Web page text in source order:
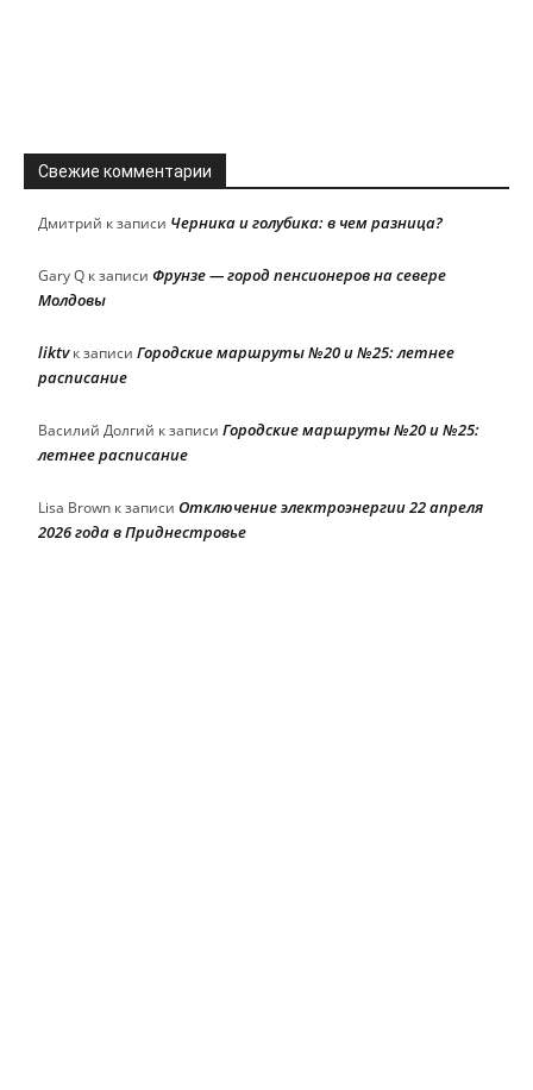
Свежие комментарии
Дмитрий к записи Черника и голубика: в чем разница?
Gary Q к записи Фрунзе — город пенсионеров на севере
Молдовы
liktvк записи Городские маршруты №20 и №25: летнее
расписание
Василий Долгий к записи Городские маршруты №20 и №25:
летнее расписание
Lisa Brown к записи Отключение электроэнергии 22 апреля
2026 года в Приднестровье